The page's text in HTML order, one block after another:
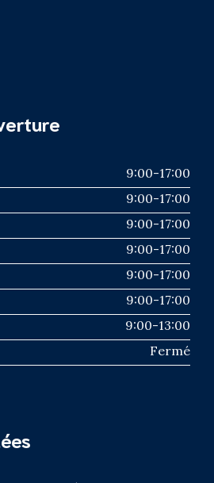
9:00-17:00
9:00-17:00
9:00-17:00
9:00-17:00
9:00-17:00
9:00-17:00
9:00-13:00
Fermé